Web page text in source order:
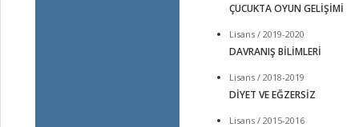
ÇUCUKTA OYUN GELİŞİMİ
Lisans / 2019-2020
DAVRANIŞ BİLİMLERİ
Lisans / 2018-2019
DİYET VE EĞZERSİZ
Lisans / 2015-2016